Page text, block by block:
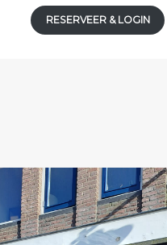
RESERVEER & LOGIN